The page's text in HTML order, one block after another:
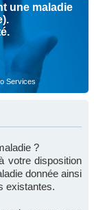
une maladie
Services
?
votre disposition
donnée ainsi
existantes.